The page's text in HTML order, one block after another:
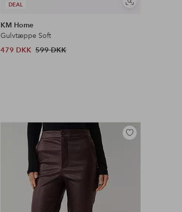
DEAL
Se
KM Home
Gulvtæppe Soft
479 DKK 599 DKK
Tilføj